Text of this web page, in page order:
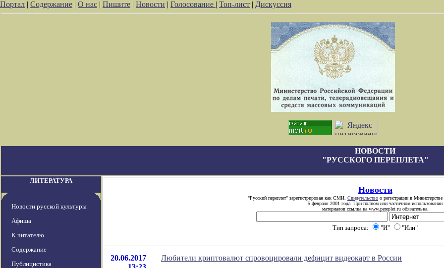
Портал | Содержание | О нас | Пишите | Новости | Голосование | Топ-лист | Дискуссия
НОВОСТИ
"РУССКОГО ПЕРЕПЛЕТА"
ЛИТЕРАТУРА
Новости русской культуры
Афиша
К читателю
Содержание
Публицистика
Новости
"Русский переплет" зарегистрирован как СМИ. Свидетельство о регистрации в
5 февраля 2001 года. При полном или частичном использовании
материалов ссылка на www.pereplet.ru обязательна.
Тип запроса: "И" "Или"
20.06.2017
Любители криптовалют спровоцировали дефицит видеокарт в России